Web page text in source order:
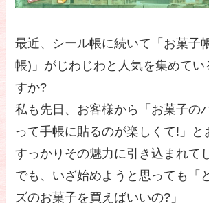
最近、シール帳に続いて「お菓子
帳)」がじわじわと人気を集めて
すか?
私も先日、お客様から「お菓子の
って手帳に貼るのが楽しくて!」と
すっかりその魅力に引き込まれて
でも、いざ始めようと思っても「
ズのお菓子を買えばいいの?」